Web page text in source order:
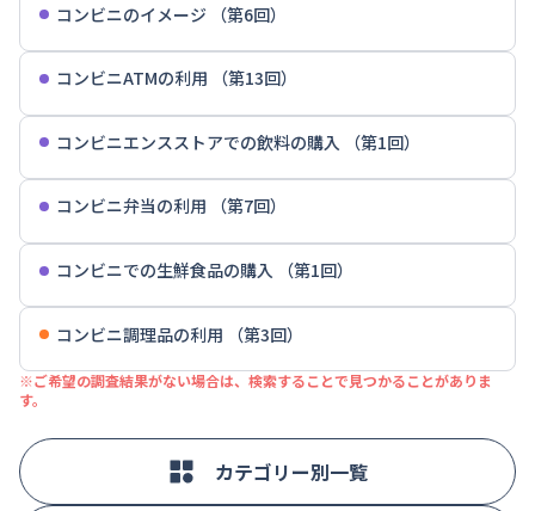
コンビニのイメージ （第6回）
コンビニATMの利用 （第13回）
コンビニエンスストアでの飲料の購入 （第1回）
コンビニ弁当の利用 （第7回）
コンビニでの生鮮食品の購入 （第1回）
コンビニ調理品の利用 （第3回）
※ご希望の調査結果がない場合は、検索することで見つかることがありま
す。
カテゴリー別一覧